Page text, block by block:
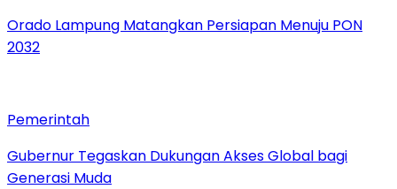
Orado Lampung Matangkan Persiapan Menuju PON
2032
Pemerintah
Gubernur Tegaskan Dukungan Akses Global bagi
Generasi Muda